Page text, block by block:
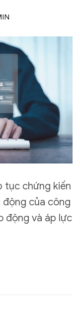
tục chứng kiến
của công
động và áp lực